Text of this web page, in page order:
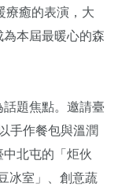
療癒的表演，大
本屆最暖心的森
題焦點。邀請臺
手作餐包與溫潤
北屯的「炬伙
冰室」、創意蔬